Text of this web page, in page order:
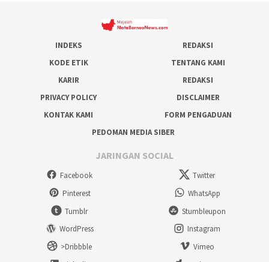
INDEKS
REDAKSI
KODE ETIK
TENTANG KAMI
KARIR
REDAKSI
PRIVACY POLICY
DISCLAIMER
KONTAK KAMI
FORM PENGADUAN
PEDOMAN MEDIA SIBER
JARINGAN SOCIAL
Facebook
Twitter
Pinterest
WhatsApp
Tumblr
Stumbleupon
WordPress
Instagram
>Dribbble
Vimeo